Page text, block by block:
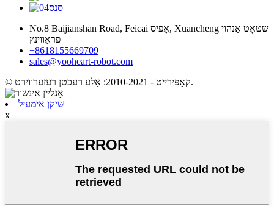
No.8 Baijianshan Road, Feicai אָפיס, Xuancheng שטאָט אַנהוי
פּראָווינץ
+8618155669709
sales@yooheart-robot.com
© קאַפּירייט - 2010-2021: אַלע רעכטן רעזערווירט.
שיקן אימעיל
x